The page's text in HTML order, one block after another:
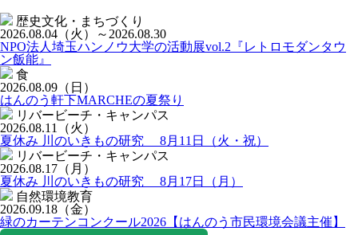
歴史文化・まちづくり
2026.08.04 （火）
～2026.08.30
NPO法人埼玉ハンノウ大学の活動展vol.2『レトロモダンタウ
ン飯能』
食
2026.08.09 （日）
はんのう軒下MARCHEの夏祭り
リバービーチ・キャンパス
2026.08.11
（火）
夏休み 川のいきもの研究 8月11日（火・祝）
リバービーチ・キャンパス
2026.08.17 （月）
夏休み 川のいきもの研究 8月17日（月）
自然環境教育
2026.09.18 （金）
緑のカーテンコンクール2026【はんのう市民環境会議主催】